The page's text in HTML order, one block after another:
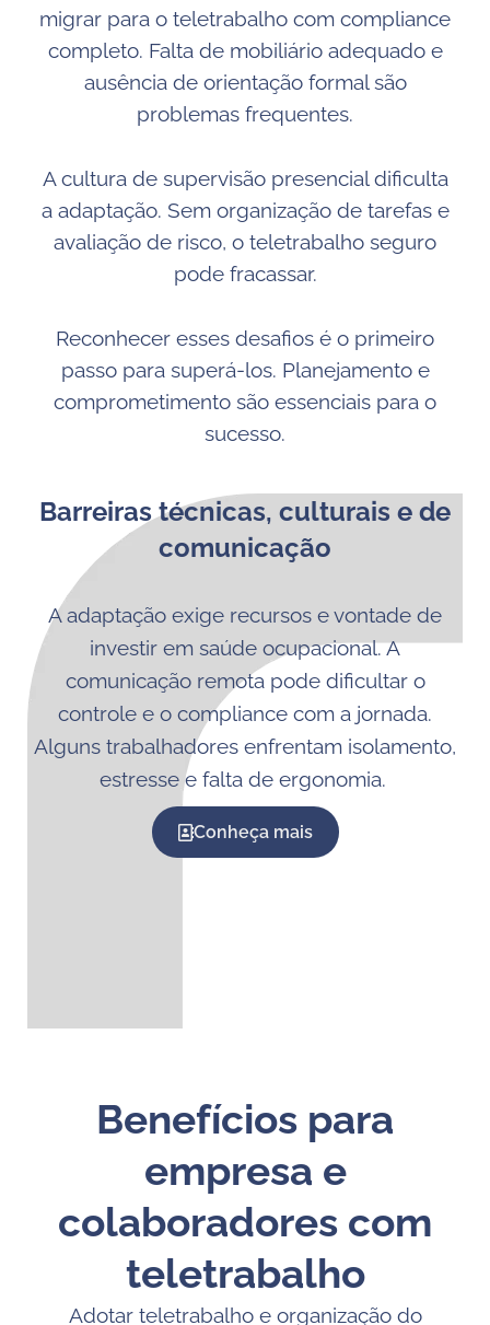
migrar para o teletrabalho com compliance
completo. Falta de mobiliário adequado e
ausência de orientação formal são
problemas frequentes.
A cultura de supervisão presencial dificulta
a adaptação. Sem organização de tarefas e
avaliação de risco, o teletrabalho seguro
pode fracassar.
Reconhecer esses desafios é o primeiro
passo para superá-los. Planejamento e
comprometimento são essenciais para o
sucesso.
Barreiras técnicas, culturais e de
comunicação
A adaptação exige recursos e vontade de
investir em saúde ocupacional. A
comunicação remota pode dificultar o
controle e o compliance com a jornada.
Alguns trabalhadores enfrentam isolamento,
estresse e falta de ergonomia.
Conheça mais
Benefícios para
empresa e
colaboradores com
teletrabalho
Adotar teletrabalho e organização do